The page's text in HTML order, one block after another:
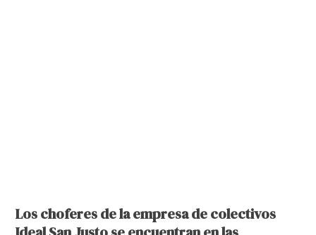
Los choferes de la empresa de colectivos